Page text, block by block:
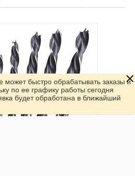
может быстро обрабатывать заказы и
по ее графику работы сегодня
будет обработана в ближайший